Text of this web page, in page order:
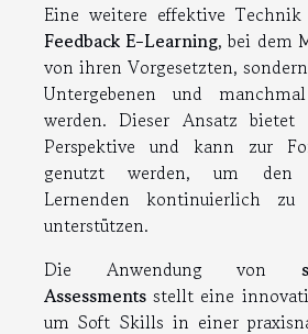
Eine weitere effektive
Feedback E-Learning, bei dem
von ihren Vorgesetzten,
Untergebenen und
werden. Dieser Ansatz bietet
Perspektive und kann zur
genutzt werden, um den
Lernenden kontinuierlich
unterstützen.
Die Anwendung von
Assessments stellt eine
um Soft Skills in einer